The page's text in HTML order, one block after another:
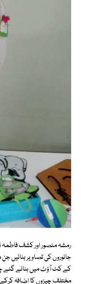
رمشہ منصور اور کشف فاطمہ
جانوروں کی تصاویر بنائیں
کے کٹ آؤٹ میں بنائے گئے
مختلف چیزوں کا اضافہ کرکے